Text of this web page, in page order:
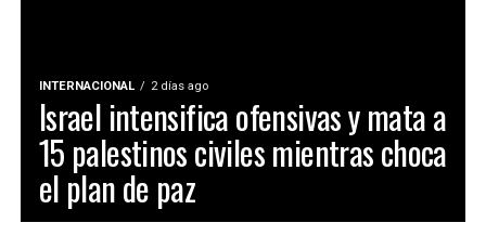
INTERNACIONAL 2 días ago
Israel intensifica ofensivas y mata a
15 palestinos civiles mientras choca
el plan de paz